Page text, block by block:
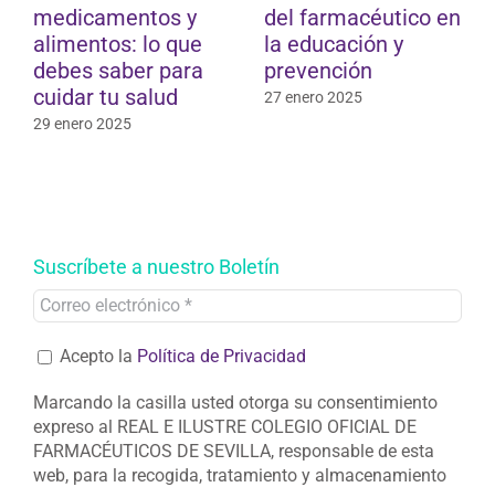
medicamentos y
alimentos: lo que
debes saber para
cuidar tu salud
29 enero 2025
del farmacéutico en
la educación y
prevención
27 enero 2025
Suscríbete a nuestro Boletín
Acepto la Política de Privacidad
Marcando la casilla usted otorga su consentimiento
expreso al REAL E ILUSTRE COLEGIO OFICIAL DE
FARMACÉUTICOS DE SEVILLA, responsable de esta
web, para la recogida, tratamiento y almacenamiento